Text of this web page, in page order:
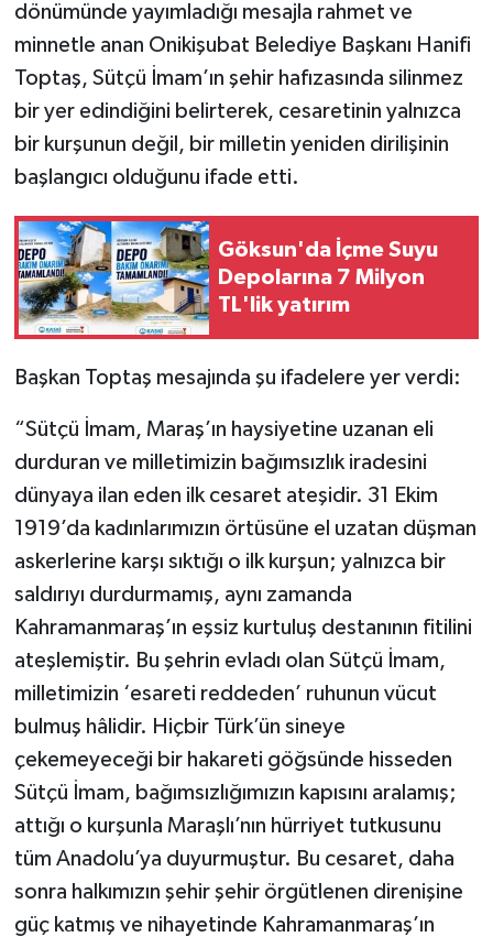
dönümünde yayımladığı mesajla rahmet ve
minnetle anan Onikişubat Belediye Başkanı Hanifi
Toptaş, Sütçü İmam’ın şehir hafızasında silinmez
bir yer edindiğini belirterek, cesaretinin yalnızca
bir kurşunun değil, bir milletin yeniden dirilişinin
başlangıcı olduğunu ifade etti.
Göksun'da İçme Suyu
Depolarına 7 Milyon
TL'lik yatırım
Başkan Toptaş mesajında şu ifadelere yer verdi:
“Sütçü İmam, Maraş’ın haysiyetine uzanan eli
durduran ve milletimizin bağımsızlık iradesini
dünyaya ilan eden ilk cesaret ateşidir. 31 Ekim
1919’da kadınlarımızın örtüsüne el uzatan düşman
askerlerine karşı sıktığı o ilk kurşun; yalnızca bir
saldırıyı durdurmamış, aynı zamanda
Kahramanmaraş’ın eşsiz kurtuluş destanının fitilini
ateşlemiştir. Bu şehrin evladı olan Sütçü İmam,
milletimizin ‘esareti reddeden’ ruhunun vücut
bulmuş hâlidir. Hiçbir Türk’ün sineye
çekemeyeceği bir hakareti göğsünde hisseden
Sütçü İmam, bağımsızlığımızın kapısını aralamış;
attığı o kurşunla Maraşlı’nın hürriyet tutkusunu
tüm Anadolu’ya duyurmuştur. Bu cesaret, daha
sonra halkımızın şehir şehir örgütlenen direnişine
güç katmış ve nihayetinde Kahramanmaraş’ın